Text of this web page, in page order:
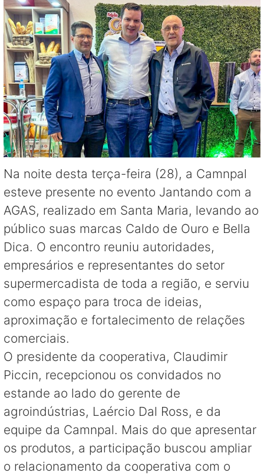
Na noite desta terça-feira (28), a Camnpal
esteve presente no evento Jantando com a
AGAS, realizado em Santa Maria, levando ao
público suas marcas Caldo de Ouro e Bella
Dica. O encontro reuniu autoridades,
empresários e representantes do setor
supermercadista de toda a região, e serviu
como espaço para troca de ideias,
aproximação e fortalecimento de relações
comerciais.
O presidente da cooperativa, Claudimir
Piccin, recepcionou os convidados no
estande ao lado do gerente de
agroindústrias, Laércio Dal Ross, e da
equipe da Camnpal. Mais do que apresentar
os produtos, a participação buscou ampliar
o relacionamento da cooperativa com o